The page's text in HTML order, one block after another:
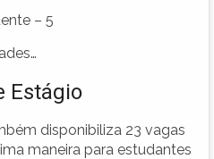
– 5
Estágio
disponibiliza 23 vagas
maneira para estudantes